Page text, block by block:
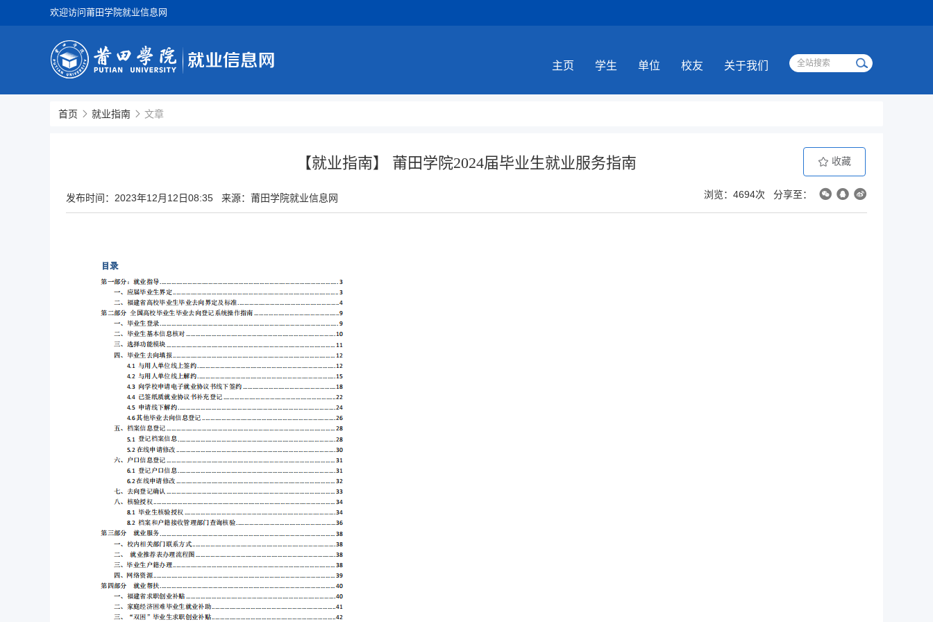
欢迎访问莆田学院就业信息网
主页 学生 单位 校友 关于我们
首页 就业指南 文章
【就业指南】 莆田学院2024届毕业生就业服务指南 收藏
浏览：4694次 分享至：
发布时间： 2023年12月12日08:35 来源：莆田学院就业信息网